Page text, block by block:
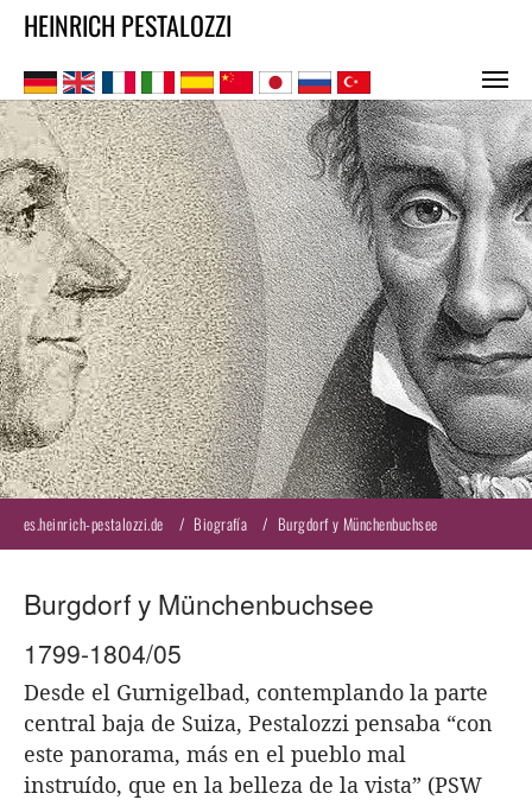
Saltar al contenido principal
HEINRICH PESTALOZZI
es.heinrich-pestalozzi.de Biografía Burgdorf y Münchenbuchsee
Burgdorf y Münchenbuchsee
1799-1804/05
Desde el Gurnigelbad, contemplando la parte
central baja de Suiza, Pestalozzi pensaba “con
este panorama, más en el pueblo mal
instruído, que en la belleza de la vista” (PSW